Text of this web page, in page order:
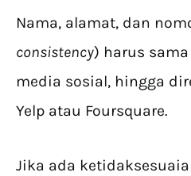
Nama, alamat, dan
consistency) harus
media sosial, hingga
Yelp atau Foursquare.
Jika ada